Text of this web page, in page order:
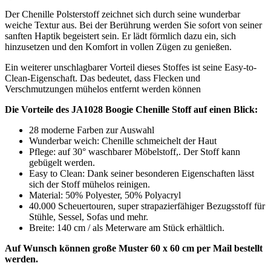
Der Chenille Polsterstoff zeichnet sich durch seine wunderbar
weiche Textur aus. Bei der Berührung werden Sie sofort von seiner
sanften Haptik begeistert sein. Er lädt förmlich dazu ein, sich
hinzusetzen und den Komfort in vollen Zügen zu genießen.
Ein weiterer unschlagbarer Vorteil dieses Stoffes ist seine Easy-to-
Clean-Eigenschaft. Das bedeutet, dass Flecken und
Verschmutzungen mühelos entfernt werden können
Die Vorteile des JA1028 Boogie Chenille Stoff auf einen Blick:
28 moderne Farben zur Auswahl
Wunderbar weich: Chenille schmeichelt der Haut
Pflege: auf 30° waschbarer Möbelstoff,. Der Stoff kann
gebügelt werden.
Easy to Clean: Dank seiner besonderen Eigenschaften lässt
sich der Stoff mühelos reinigen.
Material: 50% Polyester, 50% Polyacryl
40.000 Scheuertouren, super strapazierfähiger Bezugsstoff für
Stühle, Sessel, Sofas und mehr.
Breite: 140 cm / als Meterware am Stück erhältlich.
Auf Wunsch können große Muster 60 x 60 cm per Mail bestellt
werden.